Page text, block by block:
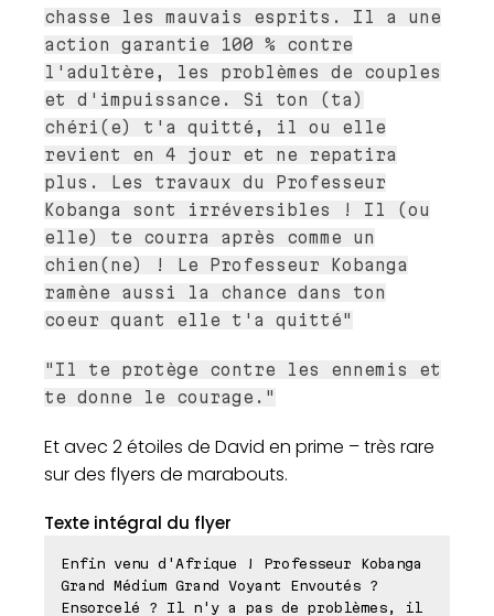
chasse les mauvais esprits. Il a une
action garantie 100 % contre
l'adultère, les problèmes de couples
et d'impuissance. Si ton (ta)
chéri(e) t'a quitté, il ou elle
revient en 4 jour et ne repatira
plus. Les travaux du Professeur
Kobanga sont irréversibles ! Il (ou
elle) te courra après comme un
chien(ne) ! Le Professeur Kobanga
ramène aussi la chance dans ton
coeur quant elle t'a quitté"
"Il te protège contre les ennemis et
te donne le courage."
Et avec 2 étoiles de David en prime – très rare
sur des flyers de marabouts.
Texte intégral du flyer
Enfin venu d'Afrique ! Professeur Kobanga
Grand Médium Grand Voyant Envoutés ?
Ensorcelé ? Il n'y a pas de problèmes, il